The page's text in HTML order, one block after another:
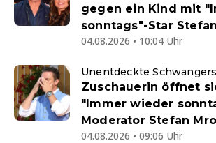
gegen ein Kind mit
sonntags"-Star
04.08.2026 • 10:04 Uhr
Unentdeckte
Zuschauerin öffnet
"Immer wieder
Moderator Stefan
04.08.2026 • 09:06 Uhr